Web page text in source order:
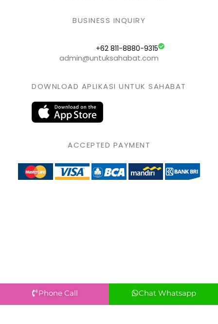
BUSINESS INQUIRY
+62 811-8880-9315
admin@untuksahabat.com
DOWNLOAD APLIKASI UNTUK SAHABAT
ACCEPTED PAYMENT
Phone Call Chat Whatsapp